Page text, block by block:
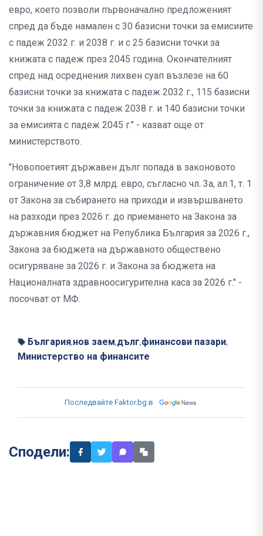
евро, което позволи първоначално предложеният
спред да бъде намален с 30 базисни точки за емисиите
с падеж 2032 г. и 2038 г. и с 25 базисни точки за
книжата с падеж през 2045 година. Окончателният
спред над осреднения лихвен суап възлезе на 60
базисни точки за книжата с падеж 2032 г., 115 базисни
точки за книжата с падеж 2038 г. и 140 базисни точки
за емисията с падеж 2045 г." - казват още от
министерството.
"Новопоетият държавен дълг попада в законовото
ограничение от 3,8 млрд. евро, съгласно чл. 3а, ал.1, т. 1
от Закона за събирането на приходи и извършването
на разходи през 2026 г. до приемането на Закона за
държавния бюджет на Република България за 2026 г.,
Закона за бюджета на държавното обществено
осигуряване за 2026 г. и Закона за бюджета на
Националната здравноосигурителна каса за 2026 г." -
посочват от МФ.
България,нов заем,дълг,финансови пазари,
Министерство на финансите
Последвайте Faktor.bg в
Сподели: